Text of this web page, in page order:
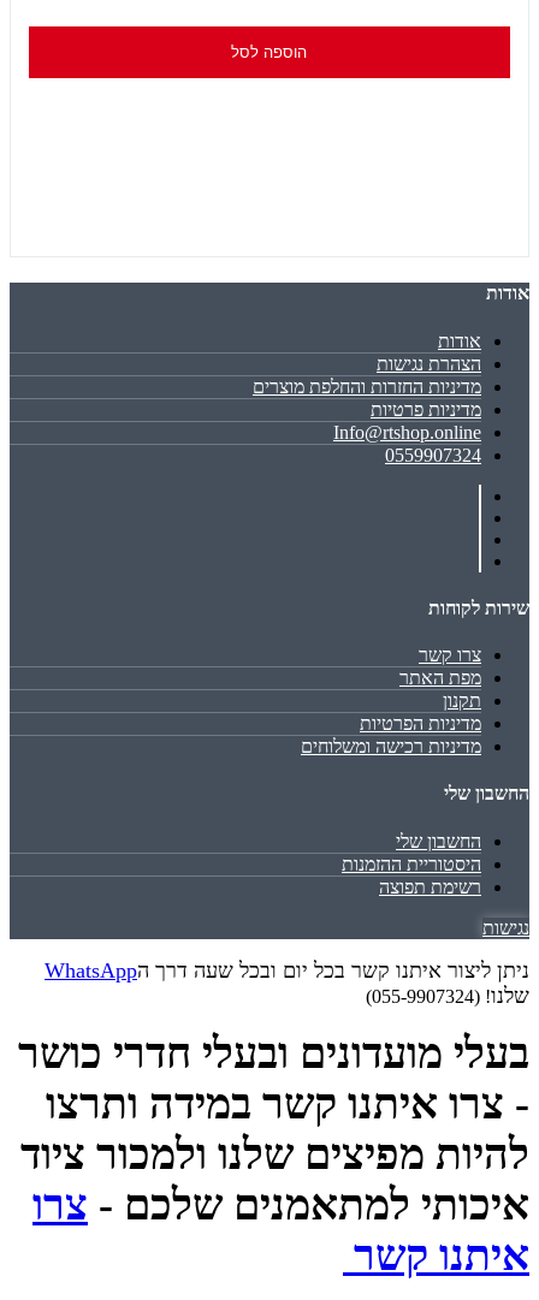
הוספה לסל
אודות
אודות
הצהרת נגישות
מדיניות החזרות והחלפת מוצרים
מדיניות פרטיות
Info@rtshop.online
0559907324
שירות לקוחות
צרו קשר
מפת האתר
תקנון
מדיניות הפרטיות
מדיניות רכישה ומשלוחים
החשבון שלי
החשבון שלי
היסטוריית ההזמנות
רשימת תפוצה
נגישות
ניתן ליצור איתנו קשר בכל יום ובכל שעה דרך הWhatsApp
שלנו! (055-9907324)
בעלי מועדונים ובעלי חדרי כושר
- צרו איתנו קשר במידה ותרצו
להיות מפיצים שלנו ולמכור ציוד
איכותי למתאמנים שלכם - צרו
איתנו קשר